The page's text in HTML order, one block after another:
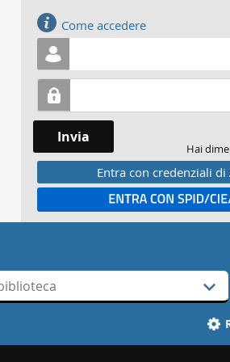
Come accedere
Invia
Hai
Entra con credenziali di
Entra con SPID